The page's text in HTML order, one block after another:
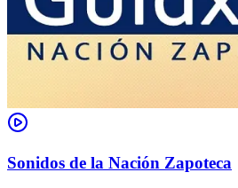
Sonidos de la Nación Zapoteca